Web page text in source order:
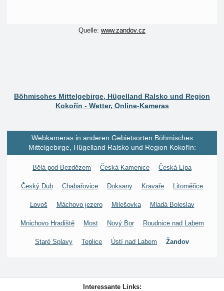
Quelle: www.zandov.cz
Böhmisches Mittelgebirge, Hügelland Ralsko und Region
Kokořín - Wetter, Online-Kameras
Webkameras in anderen Gebietsorten Böhmisches
Mittelgebirge, Hügelland Ralsko und Region Kokořín:
Bělá pod Bezdězem Česká Kamenice Česká Lípa
Český Dub Chabařovice Doksany Kravaře Litoměřice
Lovoš Máchovo jezero Milešovka Mladá Boleslav
Mnichovo Hradiště Most Nový Bor Roudnice nad Labem
Staré Splavy Teplice Ústí nad Labem Žandov
Interessante Links: